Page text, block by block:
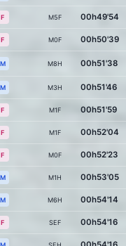
F M5F 00h49'54
F M0F 00h50'39
M M8H 00h51'38
M M3H 00h51'46
F M1F 00h51'59
F M1F 00h52'04
F M0F 00h52'23
M M1H 00h53'05
M M6H 00h54'14
F SEF 00h54'16